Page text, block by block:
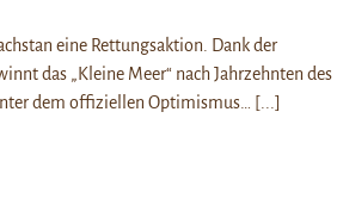
eine Rettungsaktion. Dank der
das „Kleine Meer“ nach Jahrzehnten des
dem offiziellen Optimismus…
[...]